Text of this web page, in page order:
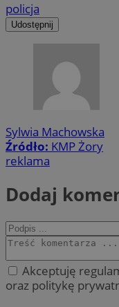
policja
Udostępnij
Sylwia Machowska
Źródło: KMP Żory
reklama
Dodaj
Akceptuję
oraz politykę